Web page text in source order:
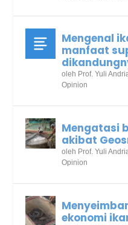
Mengenal
manfaat
oleh Prof. Yuli
Opinion
Mengatasi
akibat
oleh Prof. Yuli
Opinion
ekonomi